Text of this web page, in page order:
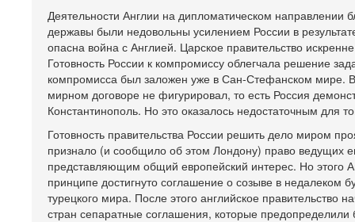
Деятельности Англии на дипломатическом направлении
державы были недовольны усилением России в
опасна война с Англией. Царское правительство
Готовность России к компромиссу облегчала решение
компромисса был заложен уже в Сан-Стефанском мире.
мирном договоре не фигурировал, то есть Россия
Константинополь. Но это оказалось недостаточным
Готовность правительства России решить дело миром
признало (и сообщило об этом Лондону) право ведущих
представляющим общий европейский интерес. Но этого
принципе достигнуто соглашение о созыве в недалеком
турецкого мира. После этого английское правительство
стран сепаратные соглашения, которые